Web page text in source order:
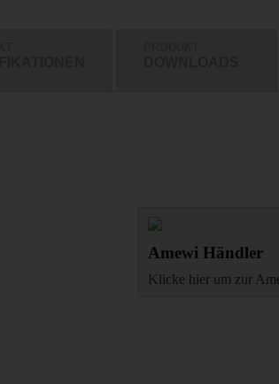
Amewi Händler
Klicke hier um zur